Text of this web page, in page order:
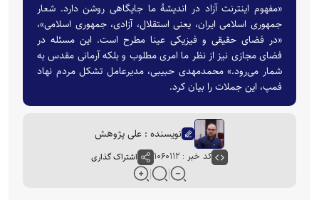
«مفهوم اینترنت آزاد در اندیشهٔ ما جایگاهی روشن دارد. شعار
جمهوری اسلامی ایران، یعنی استقلال، آزادی، جمهوری اسلامی»،
«در فضای حقیقی و فیزیکی عینا مطرح است. این مسئله در
فضای مجازی نیز از نظر ما امری مطلوب و بلکه آرمانی مقدس به
شمار می‌رود.» محمدمهدی حبیبی، مدیرعامل تشکل مردم نهاد
فمپ، این جملات را بیان کرد.
نویسنده : علی پژوهش
کد خبر : ۱۰۶۰۱۱۲ اشتراک گذاری